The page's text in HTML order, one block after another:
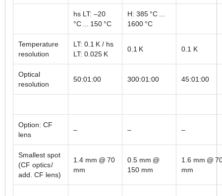
hs LT: –20
°C ... 150 °C
H: 385 °C ...
1600 °C
Temperature
resolution
LT: 0.1 K / hs
LT: 0.025 K
0.1 K 0.1 K
Optical
resolution
50:01:00 300:01:00 45:01:00
Option: CF
lens
– – –
Smallest spot
(CF optics /
add. CF lens)
1.4 mm @ 70
mm
0.5 mm @
150 mm
1.6 mm @
mm